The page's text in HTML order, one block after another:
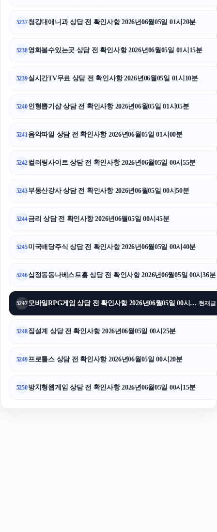
5237청강대애니과 상담 전 확인사항 2026년06월05일 01시20분
5238영화볼수있는곳 상담 전 확인사항 2026년06월05일 01시15분
5239실시간TV무료 상담 전 확인사항 2026년06월05일 01시10분
5240인형뽑기샵 상담 전 확인사항 2026년06월05일 01시05분
5241 음악파일 상담 전 확인사항 2026년06월05일 01시00분
5242컬러링사이트 상담 전 확인사항 2026년06월05일 00시55분
5243부동산강사 상담 전 확인사항 2026년06월05일 00시50분
5244금리 상담 전 확인사항 2026년06월05일 00시45분
5245미국배당주식 상담 전 확인사항 2026년06월05일 00시40분
5246십정동동나베스트홈 상담 전 확인사항 2026년06월05일 00시36분
5247 모바일RPG게임 상담 전 확인사항 2026년06월05일 00시30분 현재글
5248집설계 상담 전 확인사항 2026년06월05일 00시25분
5249프로툴스 상담 전 확인사항 2026년06월05일 00시20분
5250방치형웹게임 상담 전 확인사항 2026년06월05일 00시15분